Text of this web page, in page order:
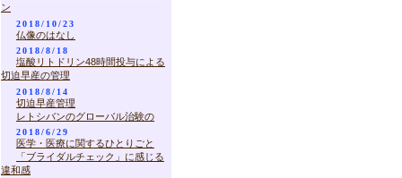
ン
2018/10/23
仏像のはなし
2018/8/18
塩酸リトドリン48時間投与による
切迫早産の管理
2018/8/14
切迫早産管理
レトシバンのグローバル治験の
2018/6/29
医学・医療に関するひとりごと
「ブライダルチェック」に感じる
違和感